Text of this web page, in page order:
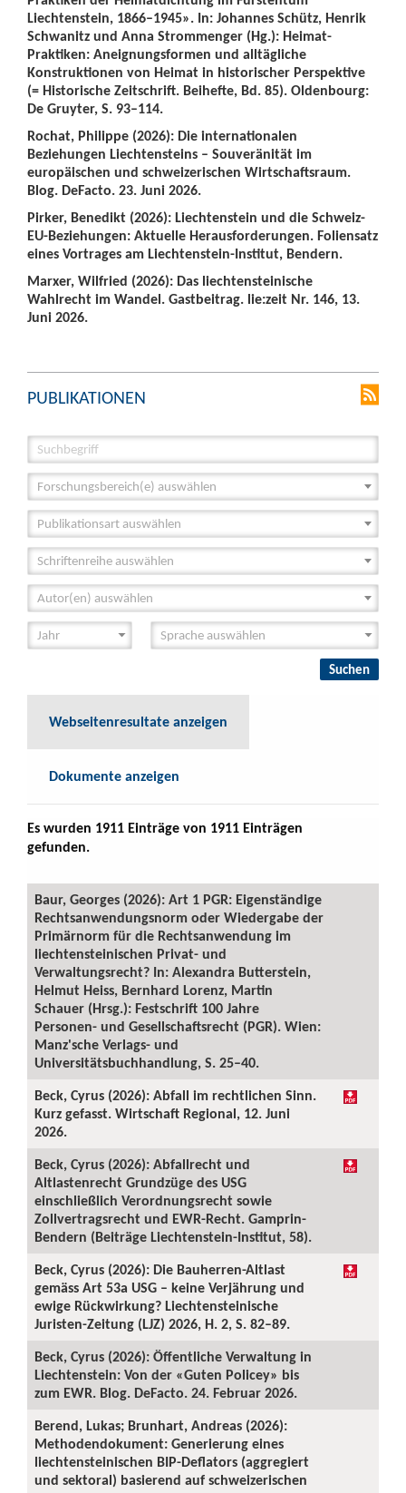
Liechtenstein, 1866–1945». In: Johannes Schütz, Henrik
Schwanitz und Anna Strommenger (Hg.): Heimat-
Praktiken: Aneignungsformen und alltägliche
Konstruktionen von Heimat in historischer Perspektive
(= Historische Zeitschrift. Beihefte, Bd. 85). Oldenbourg:
De Gruyter, S. 93–114.
Rochat, Philippe (2026): Die internationalen
Beziehungen Liechtensteins – Souveränität im
europäischen und schweizerischen Wirtschaftsraum.
Blog. DeFacto. 23. Juni 2026.
Pirker, Benedikt (2026): Liechtenstein und die Schweiz-
EU-Beziehungen: Aktuelle Herausforderungen. Foliensatz
eines Vortrages am Liechtenstein-Institut, Bendern.
Marxer, Wilfried (2026): Das liechtensteinische
Wahlrecht im Wandel. Gastbeitrag. lie:zeit Nr. 146, 13.
Juni 2026.
PUBLIKATIONEN
Forschungsbereich(e) auswählen
Publikationsart auswählen
Schriftenreihe auswählen
Autor(en) auswählen
Webseitenresultate anzeigen
Dokumente anzeigen
Es wurden 1911 Einträge von 1911 Einträgen
gefunden.
Baur, Georges (2026): Art 1 PGR: Eigenständige
Rechtsanwendungsnorm oder Wiedergabe der
Primärnorm für die Rechtsanwendung im
liechtensteinischen Privat- und
Verwaltungsrecht? In: Alexandra Butterstein,
Helmut Heiss, Bernhard Lorenz, Martin
Schauer (Hrsg.): Festschrift 100 Jahre
Personen- und Gesellschaftsrecht (PGR). Wien:
Manz'sche Verlags- und
Universitätsbuchhandlung, S. 25–40.
Beck, Cyrus (2026): Abfall im rechtlichen Sinn.
Kurz gefasst. Wirtschaft Regional, 12. Juni
2026.
Beck, Cyrus (2026): Abfallrecht und
Altlastenrecht Grundzüge des USG
einschließlich Verordnungsrecht sowie
Zollvertragsrecht und EWR-Recht. Gamprin-
Bendern (Beiträge Liechtenstein-Institut, 58).
Beck, Cyrus (2026): Die Bauherren-Altlast
gemäss Art 53a USG – keine Verjährung und
ewige Rückwirkung? Liechtensteinische
Juristen-Zeitung (LJZ) 2026, H. 2, S. 82–89.
Beck, Cyrus (2026): Öffentliche Verwaltung in
Liechtenstein: Von der «Guten Policey» bis
zum EWR. Blog. DeFacto. 24. Februar 2026.
Berend, Lukas; Brunhart, Andreas (2026):
Methodendokument: Generierung eines
liechtensteinischen BIP-Deflators (aggregiert
und sektoral) basierend auf schweizerischen